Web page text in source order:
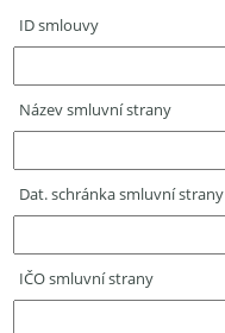
ID smlouvy
Název smluvní strany
Dat. schránka smluvní strany
IČO smluvní strany